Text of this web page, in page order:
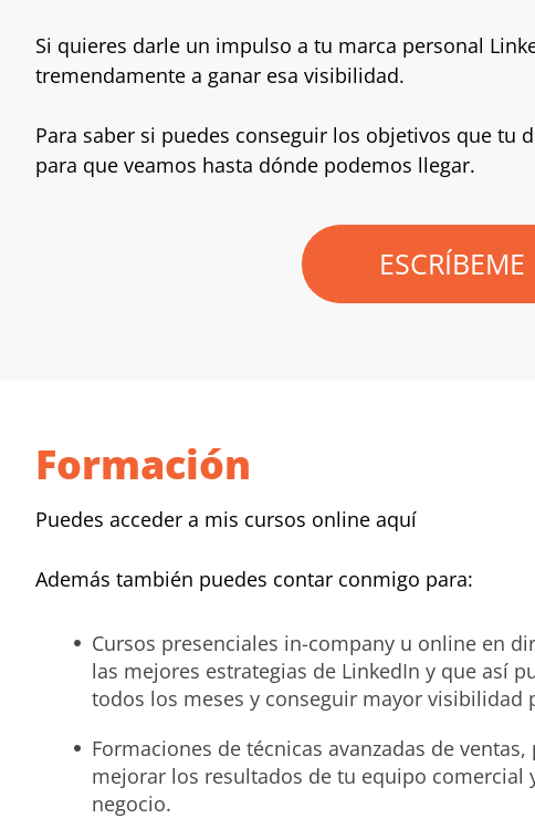
Si quieres darle un impulso a tu marca personal
tremendamente a ganar esa visibilidad.
Para saber si puedes conseguir los objetivos que tu
para que veamos hasta dónde podemos llegar.
ESCRÍBEME
Formación
Puedes acceder a mis cursos online aquí
Además también puedes contar conmigo para:
Cursos presenciales in-company u online en
las mejores estrategias de LinkedIn y que así
todos los meses y conseguir mayor visibilidad
Formaciones de técnicas avanzadas de
mejorar los resultados de tu equipo comercial
negocio.